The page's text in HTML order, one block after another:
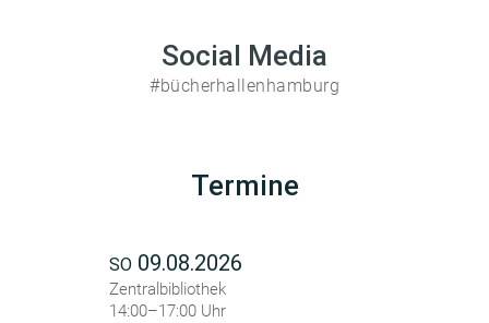
Social Media
#bücherhallenhamburg
Termine
SO 09.08.2026
Zentralbibliothek
14:00–17:00 Uhr